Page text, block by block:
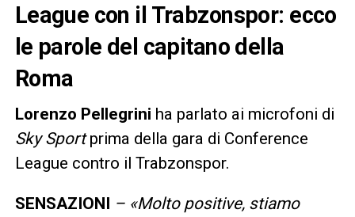
League con il Trabzonspor: ecco
le parole del capitano della
Roma
Lorenzo Pellegrini ha parlato ai microfoni di
Sky Sportprima della gara di Conference
League contro il Trabzonspor.
SENSAZIONI – «Molto positive, stiamo